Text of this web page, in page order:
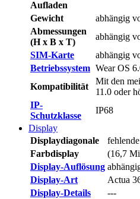
Aufladen
Gewicht
abhängig
Abmessungen
(H x B x T)
abhängig
SIM-Karte
abhängig
Betriebssystem Wear OS
Kompatibilität
Mit den
11.0 oder
IP-
Schutzklasse
IP68
Display
Displaydiagonale
Farbdisplay
(16,7
Display-Auflösung
Display-Art
Actua
Display-Details
---